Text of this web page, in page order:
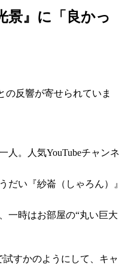
』に「良かっ
の反響が寄せられていま
人。人気YouTubeチャンネ
い『紗崙（しゃろん）』
一時はお部屋の“丸い巨大
すかのようにして、キャ